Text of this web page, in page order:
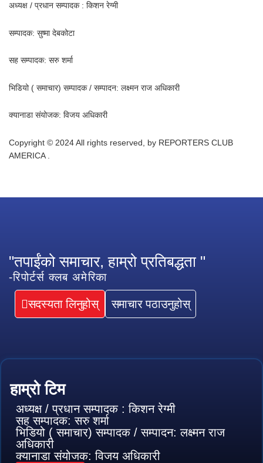
अध्यक्ष / प्रधान सम्पादक : किशन रेग्मी
सम्पादक: सुष्मा देबकोटा
सह सम्पादक: सरु शर्मा
भिडियो ( समाचार) सम्पादक / सम्पादन: लक्ष्मन राज अधिकारी
क्यानाडा संयोजक: विजय अधिकारी
Copyright © 2024 All rights reserved, by REPORTERS CLUB
AMERICA .
"तपाईंको समाचार, हाम्रो प्रतिबद्धता "
-रिपोर्टर्स क्लब अमेरिका
सदस्यता लिनुहोस् समाचार पठाउनुहोस्
हाम्रो टिम
अध्यक्ष / प्रधान सम्पादक : किशन रेग्मी
सह सम्पादक: सरु शर्मा
भिडियो ( समाचार) सम्पादक / सम्पादन: लक्ष्मन राज
अधिकारी
क्यानाडा संयोजक: विजय अधिकारी